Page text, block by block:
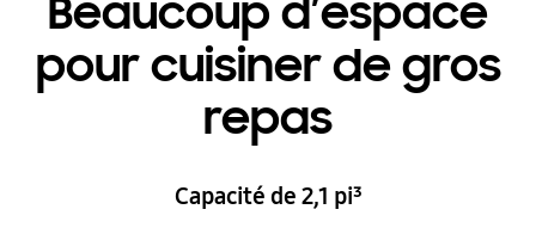
Beaucoup d’espace
pour cuisiner de gros
repas
Capacité de 2,1 pi³